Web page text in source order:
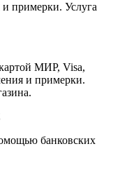
и примерки. Услуга
МИР, Visa,
и примерки.
банковских